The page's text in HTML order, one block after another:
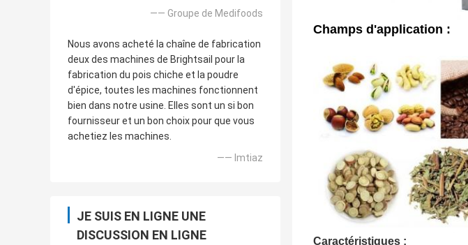
—— Groupe de Medifoods
Nous avons acheté la chaîne de fabrication
deux des machines de Brightsail pour la
fabrication du pois chiche et la poudre
d'épice, toutes les machines fonctionnent
bien dans notre usine. Elles sont un si bon
fournisseur et un bon choix pour que vous
achetiez les machines.
—— Imtiaz
JE SUIS EN LIGNE UNE
DISCUSSION EN LIGNE
Champs d'application :
Caractéristiques :